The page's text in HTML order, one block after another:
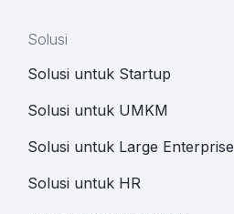
Solusi
Solusi untuk Startup
Solusi untuk UMKM
Solusi untuk Large Enterprise
Solusi untuk HR